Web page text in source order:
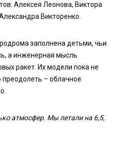
Алексея Леонова, Виктора
Викторенко.
заполнена детьми, чьи
а инженерная мысль
ракет. Их модели пока не
преодолеть – облачное
атмосфер. Мы летали на 6,5,